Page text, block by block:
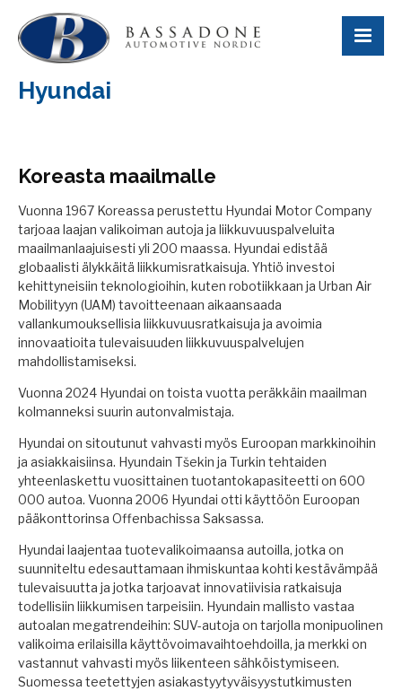
Hyundai
Koreasta maailmalle
Vuonna 1967 Koreassa perustettu Hyundai Motor Company
tarjoaa laajan valikoiman autoja ja liikkuvuuspalveluita
maailmanlaajuisesti yli 200 maassa. Hyundai edistää
globaalisti älykkäitä liikkumisratkaisuja. Yhtiö investoi
kehittyneisiin teknologioihin, kuten robotiikkaan ja Urban Air
Mobilityyn (UAM) tavoitteenaan aikaansaada
vallankumouksellisia liikkuvuusratkaisuja ja avoimia
innovaatioita tulevaisuuden liikkuvuuspalvelujen
mahdollistamiseksi.
Vuonna 2024 Hyundai on toista vuotta peräkkäin maailman
kolmanneksi suurin autonvalmistaja.
Hyundai on sitoutunut vahvasti myös Euroopan markkinoihin
ja asiakkaisiinsa. Hyundain Tšekin ja Turkin tehtaiden
yhteenlaskettu vuosittainen tuotantokapasiteetti on 600
000 autoa. Vuonna 2006 Hyundai otti käyttöön Euroopan
pääkonttorinsa Offenbachissa Saksassa.
Hyundai laajentaa tuotevalikoimaansa autoilla, jotka on
suunniteltu edesauttamaan ihmiskuntaa kohti kestävämpää
tulevaisuutta ja jotka tarjoavat innovatiivisia ratkaisuja
todellisiin liikkumisen tarpeisiin. Hyundain mallisto vastaa
autoalan megatrendeihin: SUV-autoja on tarjolla monipuolinen
valikoima erilaisilla käyttövoimavaihtoehdoilla, ja merkki on
vastannut vahvasti myös liikenteen sähköistymiseen.
Suomessa teetettyjen asiakastyytyväisyystutkimusten